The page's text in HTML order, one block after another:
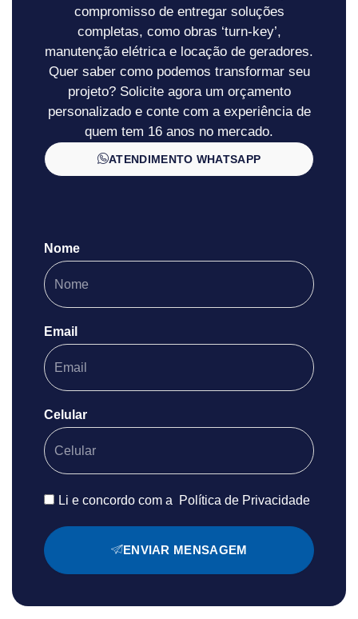
compromisso de entregar soluções
completas, como obras ‘turn-key’,
manutenção elétrica e locação de geradores.
Quer saber como podemos transformar seu
projeto? Solicite agora um orçamento
personalizado e conte com a experiência de
quem tem 16 anos no mercado.
ATENDIMENTO WHATSAPP
Nome
Email
Celular
Li e concordo com a Política de Privacidade
ENVIAR MENSAGEM